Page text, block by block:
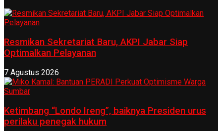
Resmikan Sekretariat Baru, AKPI Jabar Siap
Optimalkan Pelayanan
7 Agustus 2026
Ketimbang “Londo Ireng”, baiknya Presiden urus
perilaku penegak hukum